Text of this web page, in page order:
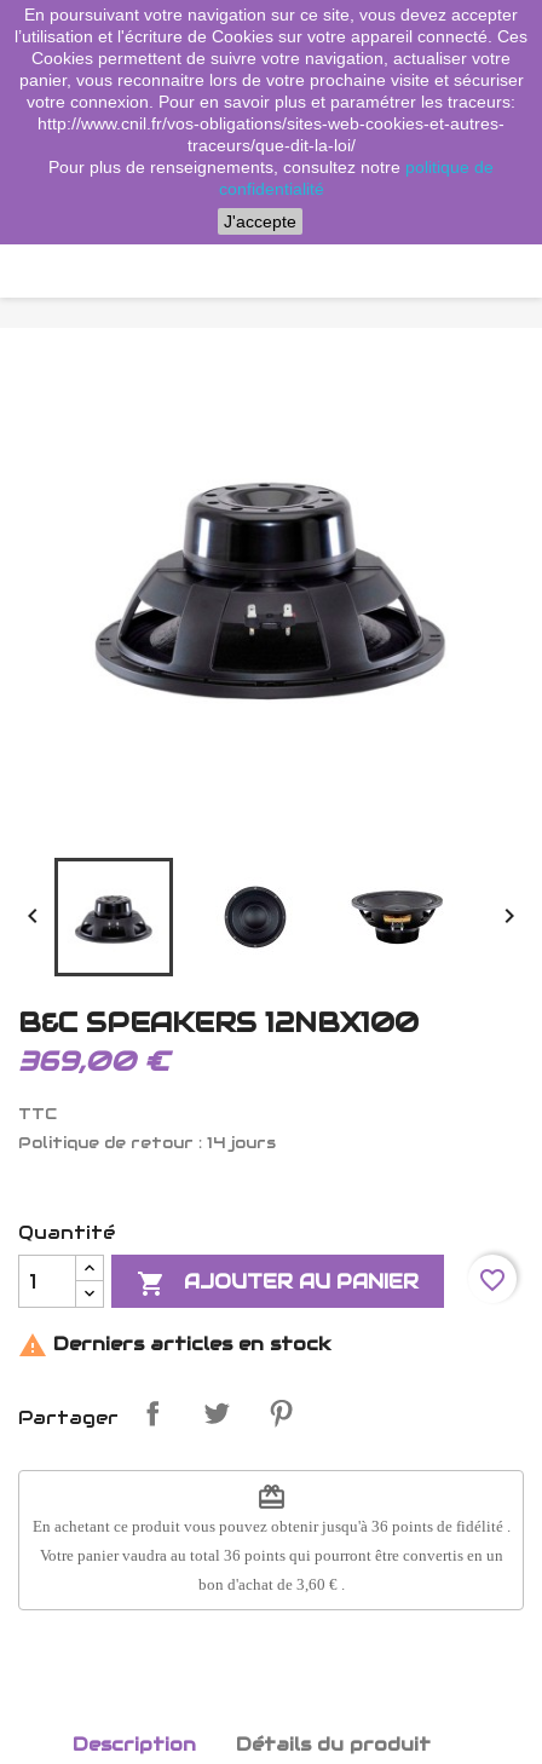
shopping_cart (0)

search
Menu
 
B&C SPEAKERS 12NBX100
369,00 €
TTC
Politique de retour : 14 jours
Quantité
 AJOUTER AU PANIER favorite_border
 Derniers articles en stock
Partager
redeem
En achetant ce produit vous pouvez obtenir jusqu'à 36 points de fidélité.
Votre panier vaudra au total 36 pointsqui pourront être convertis en un
bon d'achat de 3,60 €.
Description Détails du produit
En poursuivant votre navigation sur ce site, vous devez accepter
l’utilisation et l'écriture de Cookies sur votre appareil connecté. Ces
Cookies permettent de suivre votre navigation, actualiser votre
panier, vous reconnaitre lors de votre prochaine visite et sécuriser
votre connexion. Pour en savoir plus et paramétrer les traceurs:
http://www.cnil.fr/vos-obligations/sites-web-cookies-et-autres-
traceurs/que-dit-la-loi/
Pour plus de renseignements, consultez notre politique de
confidentialité
J'accepte